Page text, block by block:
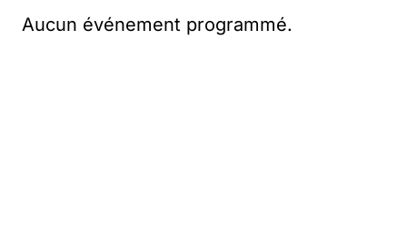
Aucun événement programmé.